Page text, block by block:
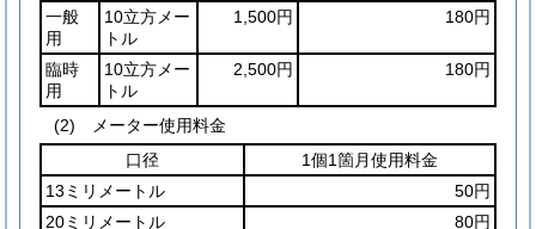
一般
用
10立方メー
トル
1,500円 180円
臨時
用
10立方メー
トル
2,500円 180円
(2)
メーター使用料金
口径
1個1箇月使用料金
13ミリメートル
50円
20ミリメートル
80円